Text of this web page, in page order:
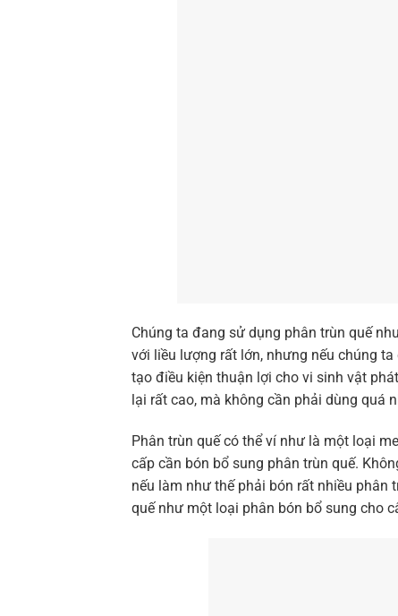
Chúng ta đang sử dụng phân trùn quế
với liều lượng rất lớn, nhưng nếu chúng
tạo điều kiện thuận lợi cho vi sinh vật
lại rất cao, mà không cần phải dùng quá
Phân trùn quế có thể ví như là một loại
cấp cần bón bổ sung phân trùn quế.
nếu làm như thế phải bón rất nhiều phân
quế như một loại phân bón bổ sung cho